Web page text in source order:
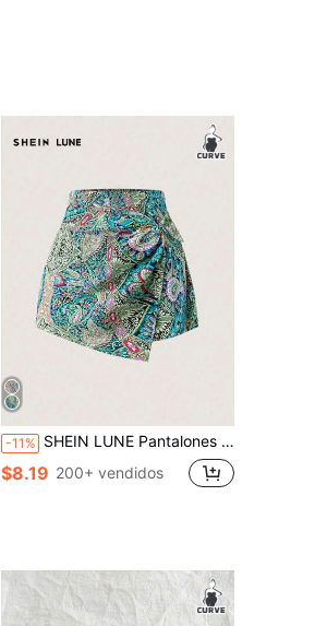
-11% SHEIN LUNE Pantalones cortos estampados de estilo de vacaciones de verano para mujer de talla grande
$8.19 200+ vendidos